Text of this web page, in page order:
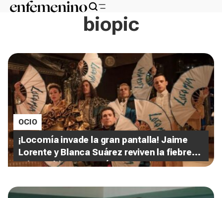
biopic
OCIO
¡Locomía invade la gran pantalla! Jaime
Lorente y Blanca Suárez reviven la fiebre
'Disco, Ibiza, Locomía’